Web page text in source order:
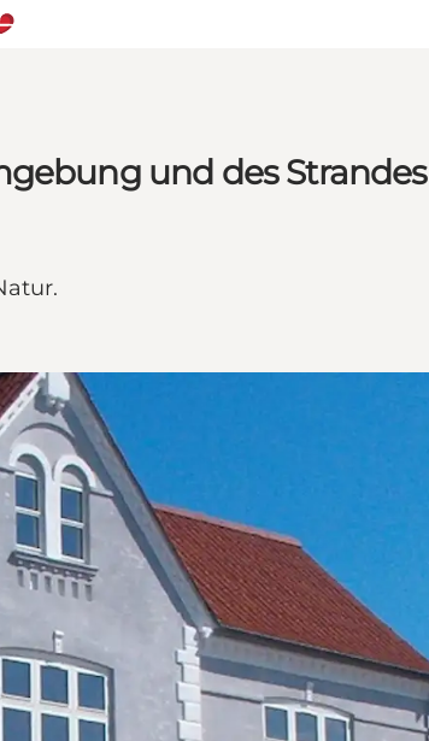
und des Strandes